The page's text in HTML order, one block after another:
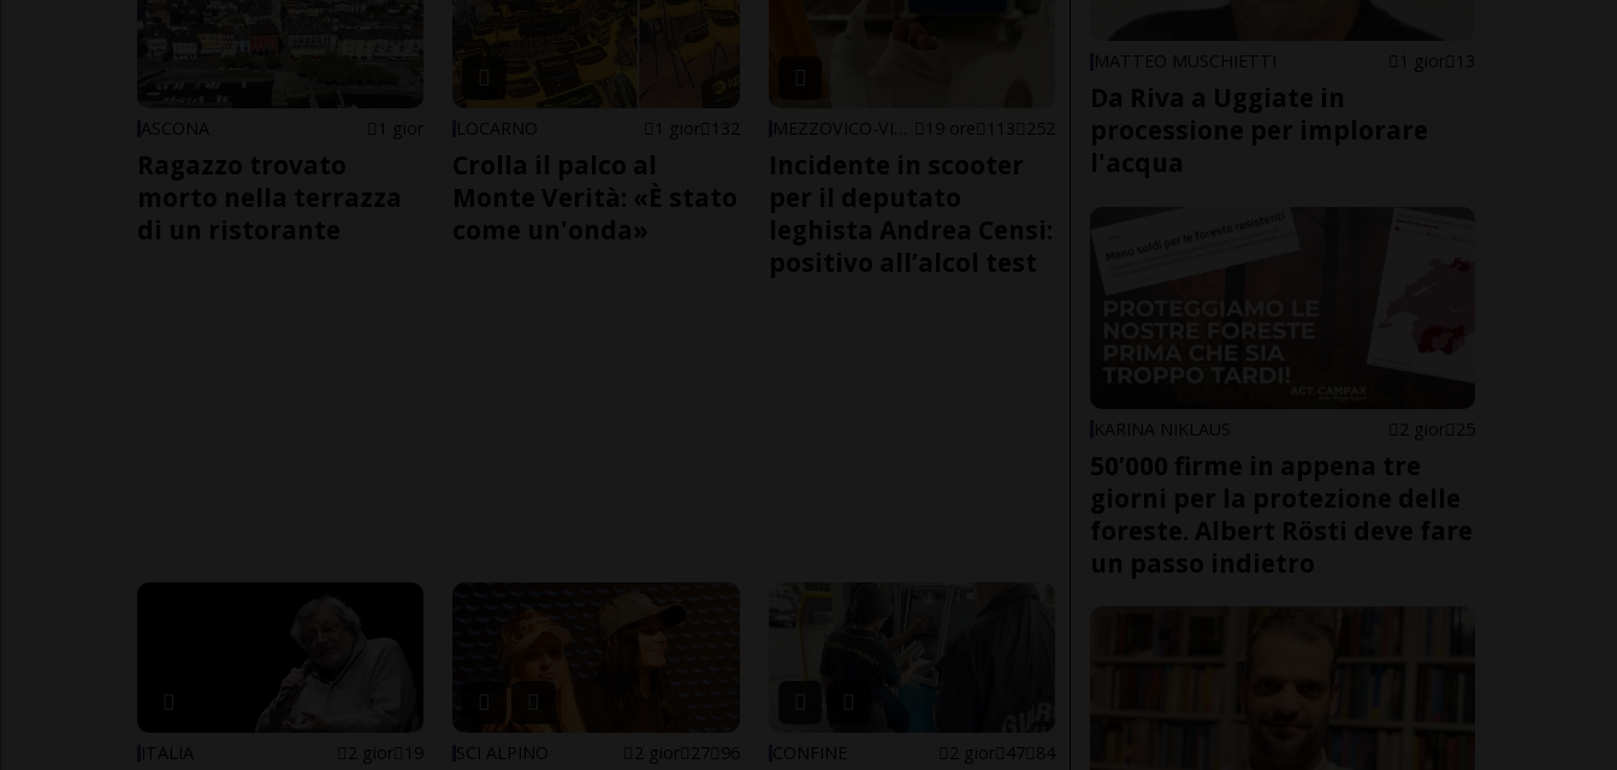
ASCONA 1 gior
Ragazzo trovato
morto nella terrazza
di un ristorante
LOCARNO 1 gior 132
Crolla il palco al
Monte Verità: «È stato
come un'onda»
19 ore 113 252
Incidente in scooter
per il deputato
leghista Andrea Censi:
positivo all’alcol test
ITALIA 2 gior 19 SCI ALPINO 2 gior 27 96 CONFINE 2 gior 47 84
MATTEO MUSCHIETTI 1 gior 13
Da Riva a Uggiate in
processione per implorare
l'acqua
KARINA NIKLAUS 2 gior 25
50’000 firme in appena tre
giorni per la protezione delle
foreste. Albert Rösti deve fare
un passo indietro